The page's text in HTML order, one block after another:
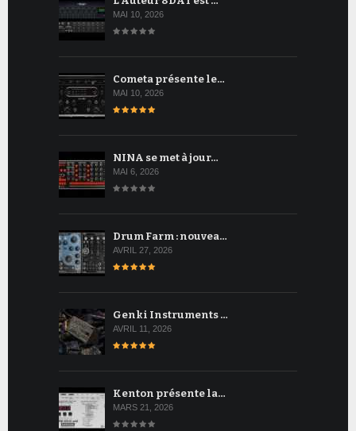
MAI 10, 2026
Cometa présente le…
MAI 10, 2026
NINA se met à jour…
MAI 6, 2026
Drum Farm : nouvea…
AVRIL 27, 2026
Genki Instruments …
AVRIL 11, 2026
Kenton présente la…
MARS 21, 2026